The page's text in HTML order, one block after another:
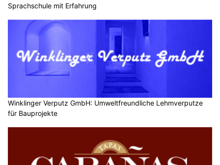
Sprachschule mit Erfahrung
Winklinger Verputz GmbH: Umweltfreundliche Lehmverputze
für Bauprojekte